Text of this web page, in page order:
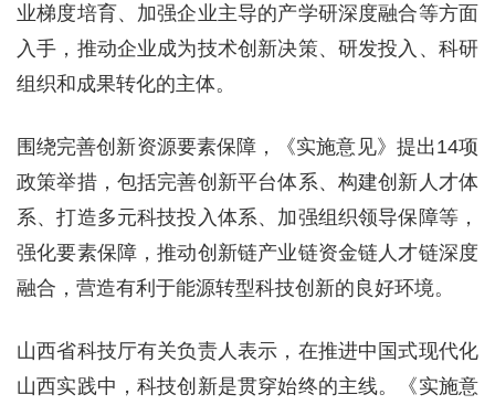
业梯度培育、加强企业主导的产学研深度融合等方面
入手，推动企业成为技术创新决策、研发投入、科研
组织和成果转化的主体。
围绕完善创新资源要素保障，《实施意见》提出14项
政策举措，包括完善创新平台体系、构建创新人才体
系、打造多元科技投入体系、加强组织领导保障等，
强化要素保障，推动创新链产业链资金链人才链深度
融合，营造有利于能源转型科技创新的良好环境。
山西省科技厅有关负责人表示，在推进中国式现代化
山西实践中，科技创新是贯穿始终的主线。《实施意